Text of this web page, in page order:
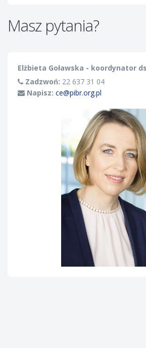
Masz pytania?
Elżbieta Goławska - koordynator
Zadzwoń: 22 637 31 04
Napisz: ce@pibr.org.pl